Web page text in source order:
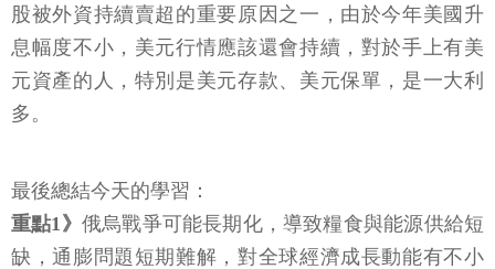
股被外資持續賣超的重要原因之一，由於今年美國升
息幅度不小，美元行情應該還會持續，對於手上有美
元資產的人，特別是美元存款、美元保單，是一大利
多。
最後總結今天的學習：
重點1》 俄烏戰爭可能長期化，導致糧食與能源供給短
缺，通膨問題短期難解，對全球經濟成長動能有不小